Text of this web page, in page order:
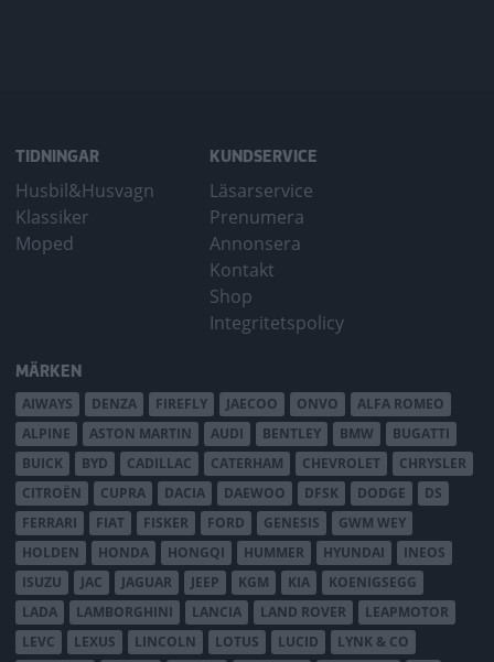
TIDNINGAR
Husbil&Husvagn
Klassiker
Moped
KUNDSERVICE
Läsarservice
Prenumera
Annonsera
Kontakt
Shop
Integritetspolicy
MÄRKEN
AIWAYS DENZA FIREFLY JAECOO ONVO
ALFA ROMEO
ALPINE
ASTON MARTIN AUDI BENTLEY BMW
BUGATTI
BUICK
BYD CADILLAC CATERHAM CHEVROLET
CHRYSLER
CITROËN
CUPRA DACIA DAEWOO DFSK DODGE
DS
FERRARI
FIAT FISKER FORD GENESIS
GWM WEY
HOLDEN
HONDA HONGQI HUMMER HYUNDAI
INEOS
ISUZU
JAC JAGUAR JEEP KGM KIA
KOENIGSEGG
LADA
LAMBORGHINI LANCIA LAND ROVER
LEAPMOTOR
LEVC
LEXUS LINCOLN LOTUS LUCID LYNK & CO